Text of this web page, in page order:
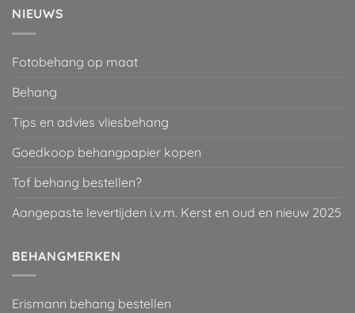
NIEUWS
Fotobehang op maat
Behang
Tips en advies vliesbehang
Goedkoop behangpapier kopen
Tof behang bestellen?
Aangepaste levertijden i.v.m. Kerst en oud en nieuw 2025
BEHANGMERKEN
Erismann behang bestellen